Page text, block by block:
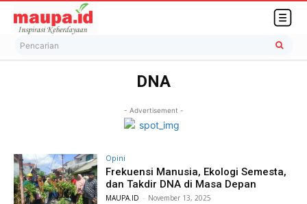
Pencarian
DNA
- Advertisement -
Opini
Frekuensi Manusia, Ekologi Semesta,
dan Takdir DNA di Masa Depan
MAUPA.ID - November 13, 2025